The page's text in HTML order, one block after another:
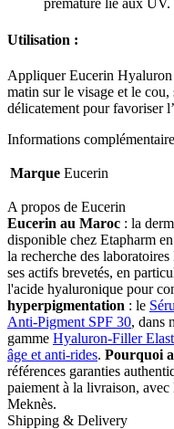
prématuré lié aux UV.
Utilisation :
Appliquer Eucerin
matin sur le visage et le cou,
délicatement pour favoriser
Informations
Marque Eucerin
A propos de Eucerin
Eucerin au Maroc : la
disponible chez Etapharm
la recherche des
ses actifs brevetés, en
l'acide hyaluronique pour
hyperpigmentation : le
Anti-Pigment SPF 30, dans
gamme Hyaluron-Filler
âge et anti-rides. Pourquoi
références garanties
paiement à la livraison,
Meknès.
Shipping & Delivery